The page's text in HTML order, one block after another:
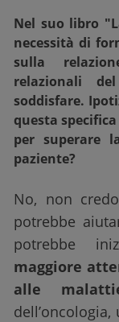
Nel suo libro
necessità di
sulla
relazionali
soddisfare.
questa
per superare
paziente?
No, non
potrebbe
potrebbe
maggiore
alle